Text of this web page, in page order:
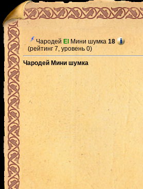
Чародей El Мини шумка 18
(рейтинг 7, уровень 0)
Чародей Мини шумка